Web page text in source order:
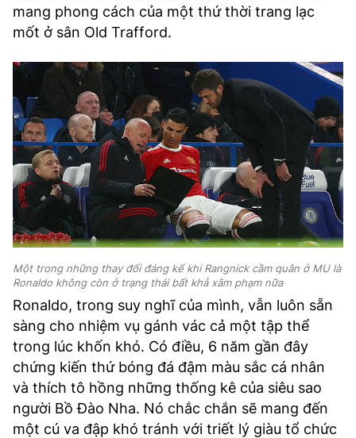
mang phong cách của một thứ thời trang lạc
mốt ở sân Old Trafford.
Một trong những thay đổi đáng kể khi Rangnick cầm quân ở MU là
Ronaldo không còn ở trạng thái bất khả xâm phạm nữa
Ronaldo, trong suy nghĩ của mình, vẫn luôn sẵn
sàng cho nhiệm vụ gánh vác cả một tập thể
trong lúc khốn khó. Có điều, 6 năm gần đây
chứng kiến thứ bóng đá đậm màu sắc cá nhân
và thích tô hồng những thống kê của siêu sao
người Bồ Đào Nha. Nó chắc chắn sẽ mang đến
một cú va đập khó tránh với triết lý giàu tổ chức